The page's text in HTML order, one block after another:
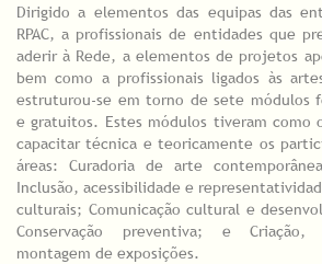
Dirigido a elementos das equipas das
RPAC, a profissionais de entidades que
aderir à Rede, a elementos de projetos
bem como a profissionais ligados às
estruturou-se em torno de sete módulos
e gratuitos. Estes módulos tiveram como
capacitar técnica e teoricamente os
áreas: Curadoria de arte
Inclusão, acessibilidade e
culturais; Comunicação cultural e
Conservação preventiva; e Criação,
montagem de exposições.